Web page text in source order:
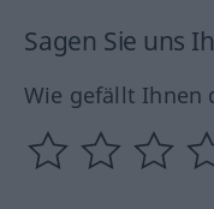
Sagen Sie uns
Wie gefällt Ihnen